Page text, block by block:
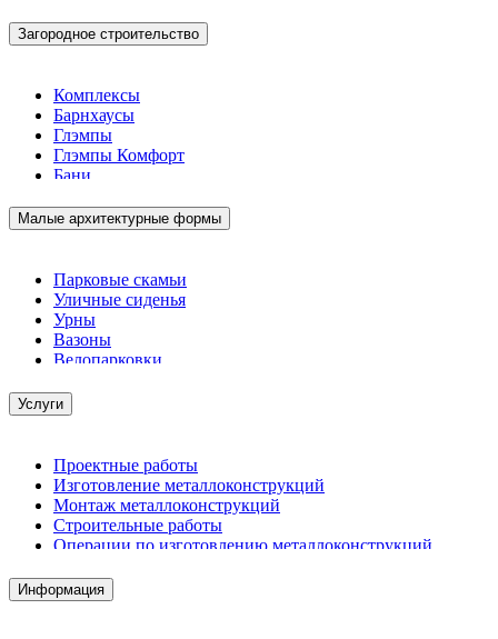
Загородное строительство
Комплексы
Барнхаусы
Глэмпы
Глэмпы Комфорт
Бани
Малые архитектурные формы
Парковые скамьи
Уличные сиденья
Урны
Вазоны
Велопарковки
Услуги
Проектные работы
Изготовление металлоконструкций
Монтаж металлоконструкций
Строительные работы
Операции по изготовлению металлоконструкций
Комплектация металлопроката
Изготовление винтовых свай
Информация